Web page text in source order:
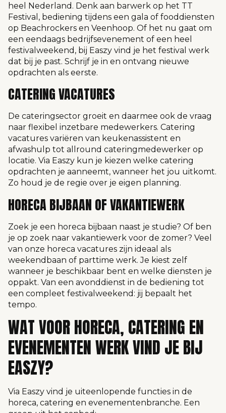
heel Nederland. Denk aan barwerk op het TT
Festival, bediening tijdens een gala of fooddiensten
op Beachrockers en Veenhoop. Of het nu gaat om
een eendaags bedrijfsevenement of een heel
festivalweekend, bij Easzy vind je het festival werk
dat bij je past. Schrijf je in en ontvang nieuwe
opdrachten als eerste.
CATERING VACATURES
De cateringsector groeit en daarmee ook de vraag
naar flexibel inzetbare medewerkers. Catering
vacatures variëren van keukenassistent en
afwashulp tot allround cateringmedewerker op
locatie. Via Easzy kun je kiezen welke catering
opdrachten je aanneemt, wanneer het jou uitkomt.
Zo houd je de regie over je eigen planning.
HORECA BIJBAAN OF VAKANTIEWERK
Zoek je een horeca bijbaan naast je studie? Of ben
je op zoek naar vakantiewerk voor de zomer? Veel
van onze horeca vacatures zijn ideaal als
weekendbaan of parttime werk. Je kiest zelf
wanneer je beschikbaar bent en welke diensten je
oppakt. Van een avonddienst in de bediening tot
een compleet festivalweekend: jij bepaalt het
tempo.
WAT VOOR HORECA, CATERING EN
EVENEMENTEN WERK VIND JE BIJ
EASZY?
Via Easzy vind je uiteenlopende functies in de
horeca, catering en evenementenbranche. Een